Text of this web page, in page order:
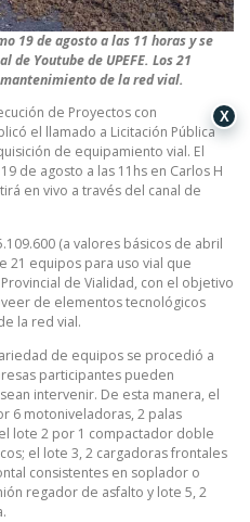
19 de agosto a las 11 horas y se
Youtube de UPEFE. Los 21
de la red vial.
de Proyectos con
el llamado a Licitación Pública
de equipamiento vial. El
de agosto a las 11hs en Carlos H
en vivo a través del canal de
(a valores básicos de abril
21 equipos para uso vial que
de Vialidad, con el objetivo
de elementos tecnológicos
la red vial.
de equipos se procedió a
participantes pueden
intervenir. De esta manera, el
6 motoniveladoras, 2 palas
lote 2 por 1 compactador doble
el lote 3, 2 cargadoras frontales
consistentes en soplador o
regador de asfalto y lote 5, 2
X